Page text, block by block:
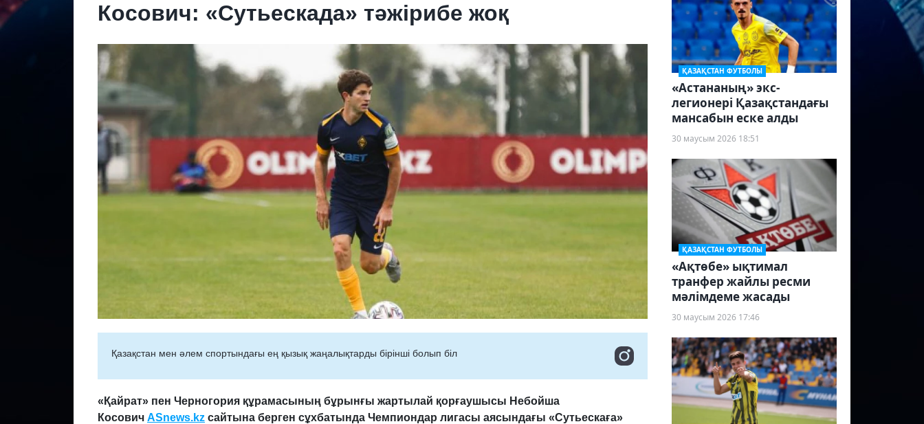
Косович: «Сутьескада» тәжірибе жоқ
Қазақстан мен әлем спортындағы ең қызық жаңалықтарды бірінші болып біл
«Қайрат» пен Черногория құрамасының бұрынғы жартылай қорғаушысы Небойша
Косович ASnews.kz сайтына берген сұхбатында Чемпиондар лигасы аясындағы «Сутьескаға»
ҚАЗАҚСТАН ФУТБОЛЫ
«Астананың» экс-
легионері Қазақстандағы
мансабын еске алды
30 маусым 2026 18:51
ҚАЗАҚСТАН ФУТБОЛЫ
«Ақтөбе» ықтимал
транфер жайлы ресми
мәлімдеме жасады
30 маусым 2026 17:46